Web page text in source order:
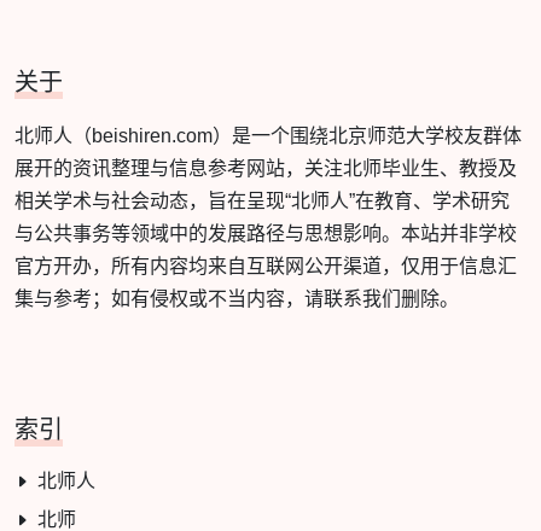
关于
北师人（beishiren.com）是一个围绕北京师范大学校友群体
展开的资讯整理与信息参考网站，关注北师毕业生、教授及
相关学术与社会动态，旨在呈现“北师人”在教育、学术研究
与公共事务等领域中的发展路径与思想影响。本站并非学校
官方开办，所有内容均来自互联网公开渠道，仅用于信息汇
集与参考；如有侵权或不当内容，请联系我们删除。
索引
北师人
北师